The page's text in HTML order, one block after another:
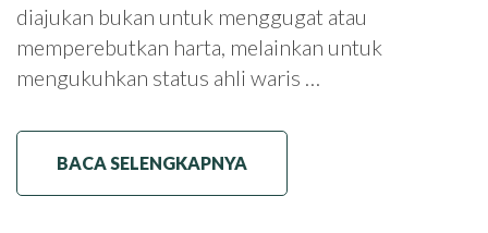
diajukan bukan untuk menggugat atau
memperebutkan harta, melainkan untuk
mengukuhkan status ahli waris …
BACA SELENGKAPNYA